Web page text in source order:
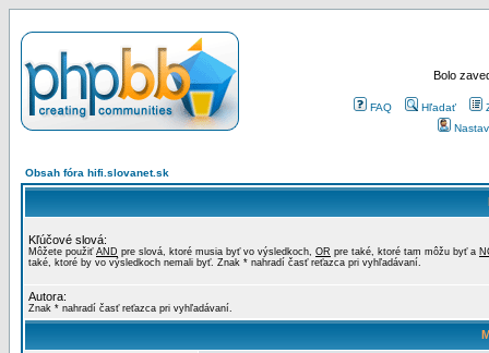
Bolo
FAQ Hľadať
Obsah fóra hifi.slovanet.sk
Kľúčové slová:
Môžete použiť AND pre slová, ktoré musia byť vo výsledkoch, OR pre také, ktoré tam môžu byť a
také, ktoré by vo výsledkoch nemali byť. Znak * nahradí časť reťazca pri vyhľadávaní.
Autora:
Znak * nahradí časť reťazca pri vyhľadávaní.